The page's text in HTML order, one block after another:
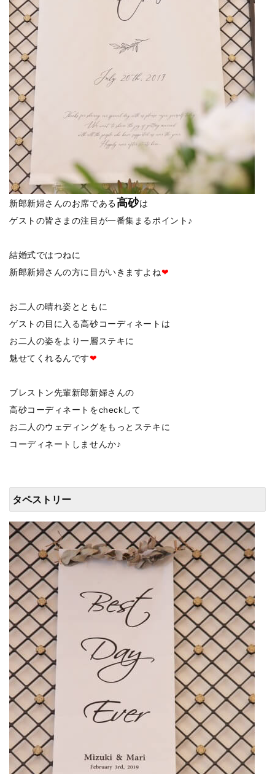
新郎新婦さんのお席である高砂は
ゲストの皆さまの注目が一番集まるポイント♪
結婚式ではつねに
新郎新婦さんの方に目がいきますよね❤
お二人の晴れ姿とともに
ゲストの目に入る高砂コーディネートは
お二人の姿をより一層ステキに
魅せてくれるんです❤
ブレストン先輩新郎新婦さんの
高砂コーディネートをcheckして
お二人のウェディングをもっとステキに
コーディネートしませんか♪
タペストリー